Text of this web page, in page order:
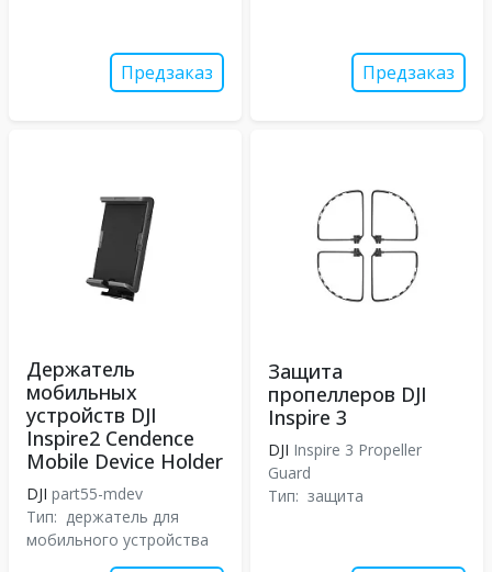
Предзаказ Предзаказ
Держатель
мобильных
устройств DJI
Inspire2 Cendence
Mobile Device Holder
DJI part55-mdev
Тип: держатель для
мобильного устройства
Защита
пропеллеров DJI
Inspire 3
DJI Inspire 3 Propeller
Guard
Тип: защита